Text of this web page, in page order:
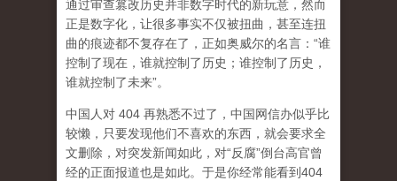
通过审查篡改历史并非数字时代的新玩意，然而
正是数字化，让很多事实不仅被扭曲，甚至连扭
曲的痕迹都不复存在了，正如奥威尔的名言：“谁
控制了现在，谁就控制了历史；谁控制了历史，
谁就控制了未来”。
中国人对 404 再熟悉不过了，中国网信办似乎比
较懒，只要发现他们不喜欢的东西，就会要求全
文删除，对突发新闻如此，对“反腐”倒台高官曾
经的正面报道也是如此。于是你经常能看到404